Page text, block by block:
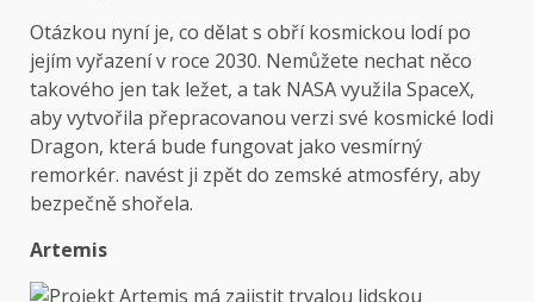
Otázkou nyní je, co dělat s obří kosmickou lodí po
jejím vyřazení v roce 2030. Nemůžete nechat něco
takového jen tak ležet, a tak NASA využila SpaceX,
aby vytvořila přepracovanou verzi své kosmické lodi
Dragon, která bude fungovat jako vesmírný
remorkér. navést ji zpět do zemské atmosféry, aby
bezpečně shořela.
Artemis